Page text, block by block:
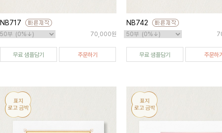
NB717
70,000원
무료 샘플담기 주문하기
NB742
무료 샘플담기 주문하